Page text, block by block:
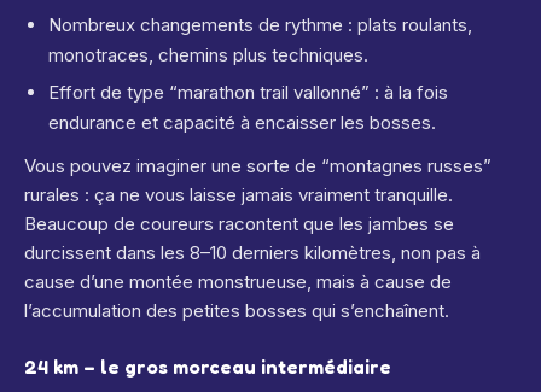
Nombreux changements de rythme : plats roulants,
monotraces, chemins plus techniques.
Effort de type “marathon trail vallonné” : à la fois
endurance et capacité à encaisser les bosses.
Vous pouvez imaginer une sorte de “montagnes russes”
rurales : ça ne vous laisse jamais vraiment tranquille.
Beaucoup de coureurs racontent que les jambes se
durcissent dans les 8–10 derniers kilomètres, non pas à
cause d’une montée monstrueuse, mais à cause de
l’accumulation des petites bosses qui s’enchaînent.
24 km – le gros morceau intermédiaire